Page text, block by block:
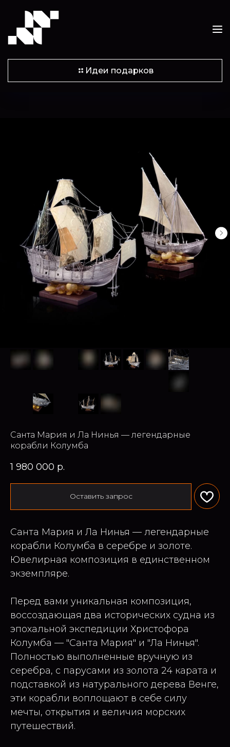
Идеи подарков
Санта Мария и Ла Нинья — легендарные
корабли Колумба
1 980 000 р.
Оставить запрос
Санта Мария и Ла Нинья — легендарные
корабли Колумба в серебре и золоте.
Ювелирная композиция в единственном
экземпляре.
Перед вами уникальная композиция,
воссоздающая два исторических судна из
эпохальной экспедиции Христофора
Колумба — "Санта Мария" и "Ла Нинья".
Полностью выполненные вручную из
серебра, с парусами из золота 24 карата и
подставкой из натурального дерева Венге,
эти корабли воплощают в себе силу
мечты, открытия и величия морских
путешествий.